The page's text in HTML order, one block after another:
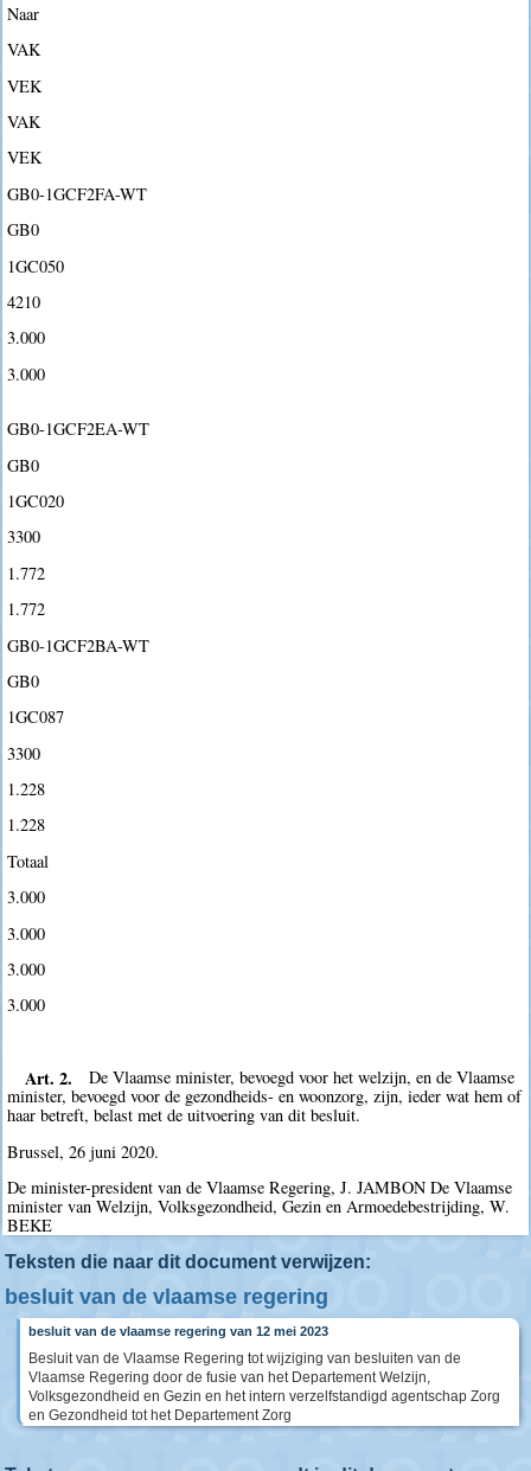
Naar
VAK
VEK
VAK
VEK
GB0-1GCF2FA-WT
GB0
1GC050
4210
3.000
3.000
GB0-1GCF2EA-WT
GB0
1GC020
3300
1.772
1.772
GB0-1GCF2BA-WT
GB0
1GC087
3300
1.228
1.228
Totaal
3.000
3.000
3.000
3.000
Art. 2.
De Vlaamse minister, bevoegd voor het welzijn, en de Vlaamse
minister, bevoegd voor de gezondheids- en woonzorg, zijn, ieder wat hem of
haar betreft, belast met de uitvoering van dit besluit.
Brussel, 26 juni 2020.
De minister-president van de Vlaamse Regering, J. JAMBON De Vlaamse
minister van Welzijn, Volksgezondheid, Gezin en Armoedebestrijding, W.
BEKE
Teksten die naar dit document verwijzen:
besluit van de vlaamse regering
besluit van de vlaamse regering van 12 mei 2023
Besluit van de Vlaamse Regering tot wijziging van besluiten van de
Vlaamse Regering door de fusie van het Departement Welzijn,
Volksgezondheid en Gezin en het intern verzelfstandigd agentschap Zorg
en Gezondheid tot het Departement Zorg